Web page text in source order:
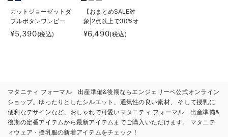
カットジョーゼットダ
ブルボタンワンピー
ス マタニティ・授乳
服【出産後も長く使え
¥5,390(税込)
【おまとめSALE対
象|2点以上で30%オ
フ】ラップスカート
マタニティ・産後
¥6,490(税込)
マタニティ フォーマル 出産準備&後期ならエンジェリーベ公式オンライン
ショップ。ゆったりとしたシルエット、通気性の良い素材、 そして授乳に
便利なデザインなど、おしゃれで可愛いマタニティ フォーマル 出産準備&
後期の定番アイテムから最新アイテムまでご購入いただけます。 マタニテ
ィウェア・授乳服の新着アイテムをチェック！